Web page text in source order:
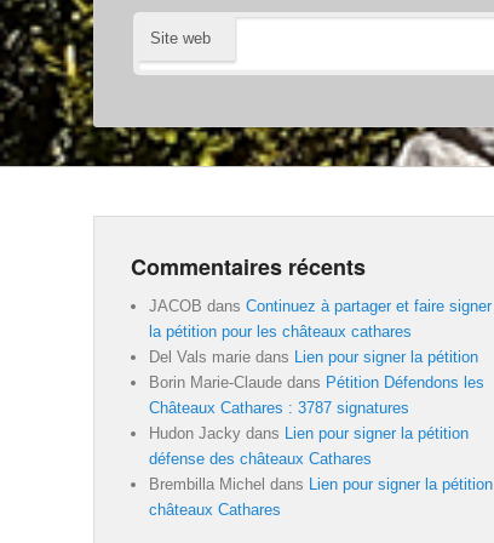
Site web
Commentaires récents
JACOB dans Continuez à partager et faire signer
la pétition pour les châteaux cathares
Del Vals marie dans Lien pour signer la pétition
Borin Marie-Claude dans Pétition Défendons les
Châteaux Cathares : 3787 signatures
Hudon Jacky dans Lien pour signer la pétition
défense des châteaux Cathares
Brembilla Michel dans Lien pour signer la pétition
châteaux Cathares